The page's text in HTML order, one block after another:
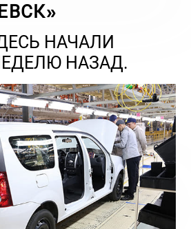
НАЧАЛИ
НАЗАД.